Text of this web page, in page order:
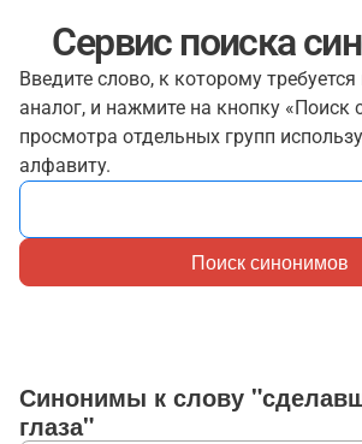
Сервис поиска
Введите слово, к которому
аналог, и нажмите на кнопку «Поиск
просмотра отдельных групп
алфавиту.
Поиск синонимов
Синонимы к слову
глаза"